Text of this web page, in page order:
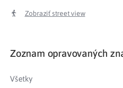
Zobraziť street view
Zoznam opravovaných
Všetky